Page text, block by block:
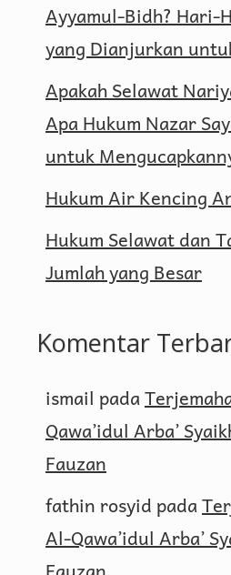
Ayyamul-Bidh? Hari-
yang Dianjurkan
Apakah Selawat
Apa Hukum Nazar
untuk
Hukum Air Kencing
Hukum Selawat dan
Jumlah yang Besar
Komentar
ismail pada
Qawa’idul Arba’
Fauzan
fathin rosyid pada
Al-Qawa’idul Arba’